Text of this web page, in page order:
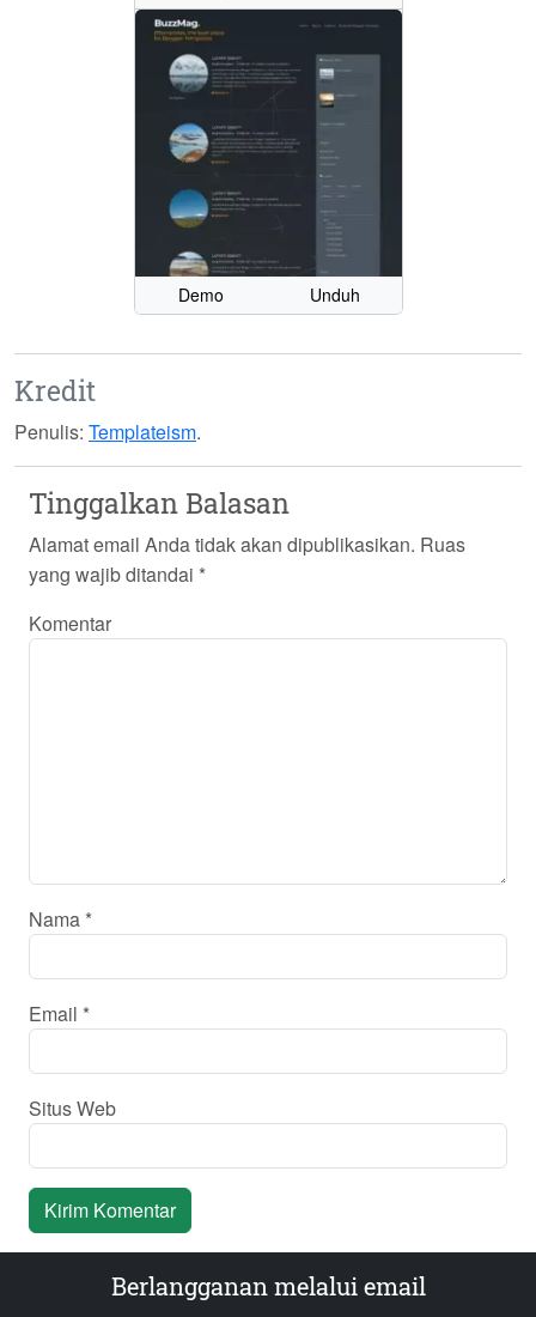
Demo Unduh
Kredit
Penulis: Templateism.
Tinggalkan Balasan
Alamat email Anda tidak akan dipublikasikan. Ruas
yang wajib ditandai *
Komentar
Nama *
Email *
Situs Web
Berlangganan melalui email